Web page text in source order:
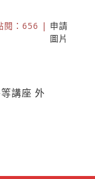
閱：656 | 申請
圖片
講座 外